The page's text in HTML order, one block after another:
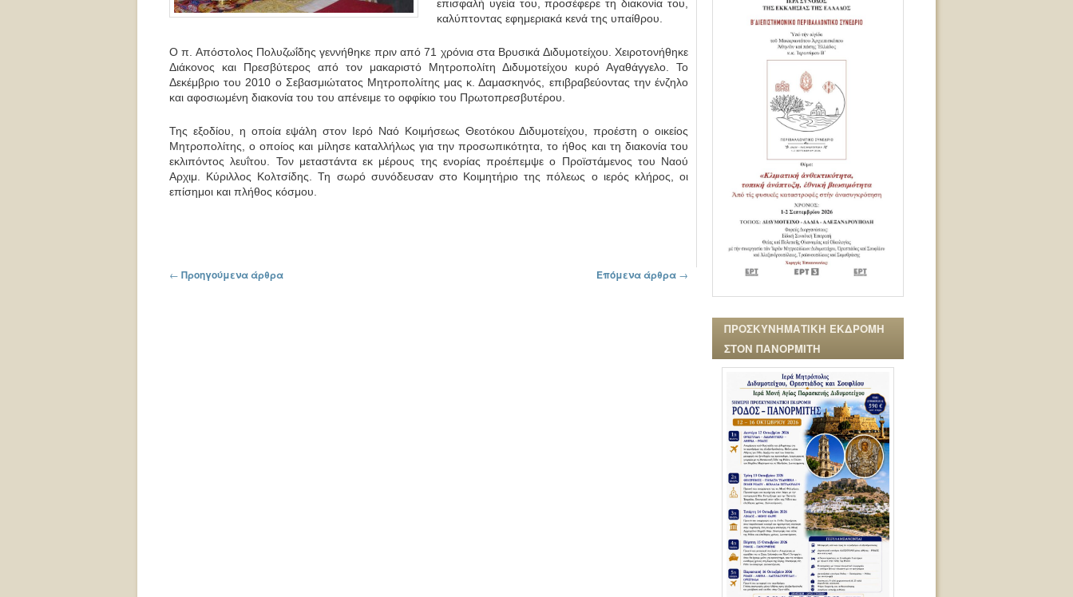
επισφαλή υγεία του, προσέφερε τη διακονία του,
καλύπτοντας εφημεριακά κενά της υπαίθρου.
Ο π. Απόστολος Πολυζωΐδης γεννήθηκε πριν από 71 χρόνια στα Βρυσικά Διδυμοτείχου. Χειροτονήθηκε
Διάκονος και Πρεσβύτερος από τον μακαριστό Μητροπολίτη Διδυμοτείχου κυρό Αγαθάγγελο. Το
Δεκέμβριο του 2010 ο Σεβασμιώτατος Μητροπολίτης μας κ. Δαμασκηνός, επιβραβεύοντας την ένζηλο
και αφοσιωμένη διακονία του του απένειμε το οφφίκιο του Πρωτοπρεσβυτέρου.
Της εξοδίου, η οποία εψάλη στον Ιερό Ναό Κοιμήσεως Θεοτόκου Διδυμοτείχου, προέστη ο οικείος
Μητροπολίτης, ο οποίος και μίλησε καταλλήλως για την προσωπικότητα, το ήθος και τη διακονία του
εκλιπόντος λευΐτου. Τον μεταστάντα εκ μέρους της ενορίας προέπεμψε ο Προϊστάμενος του Ναού
Αρχιμ. Κύριλλος Κολτσίδης. Τη σωρό συνόδευσαν στο Κοιμητήριο της πόλεως ο ιερός κλήρος, οι
επίσημοι και πλήθος κόσμου.
Πλοήγηση στα άρθρα
← Προηγούμενα άρθρα Επόμενα άρθρα →
ΠΡΟΣΚΥΝΗΜΑΤΙΚΗ ΕΚΔΡΟΜΗ
ΣΤΟΝ ΠΑΝΟΡΜΙΤΗ